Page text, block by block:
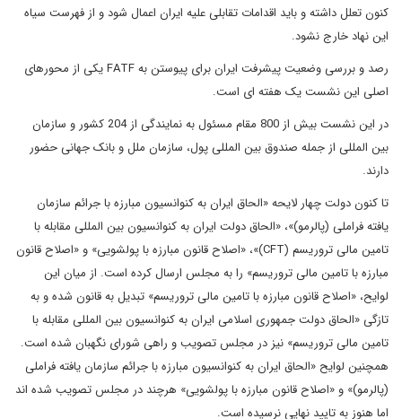
کنون تعلل داشته و باید اقدامات تقابلی علیه ایران اعمال شود و از فهرست سیاه
این نهاد خارج نشود.
رصد و بررسی وضعیت پیشرفت ایران برای پیوستن به FATF یکی از محورهای
اصلی این نشست یک هفته ای است.
در این نشست بیش از 800 مقام مسئول به نمایندگی از 204 کشور و سازمان
بین المللی از جمله صندوق بین المللی پول، سازمان ملل و بانک جهانی حضور
دارند.
تا کنون دولت چهار لایحه «الحاق ایران به کنوانسیون مبارزه با جرائم سازمان
یافته فراملی (پالرمو)»، «الحاق دولت ایران به کنوانسیون بین المللی مقابله با
تامین مالی تروریسم (CFT)»، «اصلاح قانون مبارزه با پولشویی» و «اصلاح قانون
مبارزه با تامین مالی تروریسم» را به مجلس ارسال کرده است. از میان این
لوایح، «اصلاح قانون مبارزه با تامین مالی تروریسم» تبدیل به قانون شده و به
تازگی «الحاق دولت جمهوری اسلامی ایران به کنوانسیون بین المللی مقابله با
تامین مالی تروریسم» نیز در مجلس تصویب و راهی شورای نگهبان شده است.
همچنین لوایح «الحاق ایران به کنوانسیون مبارزه با جرائم سازمان یافته فراملی
(پالرمو)» و «اصلاح قانون مبارزه با پولشویی» هرچند در مجلس تصویب شده اند
اما هنوز به تایید نهایی نرسیده است.